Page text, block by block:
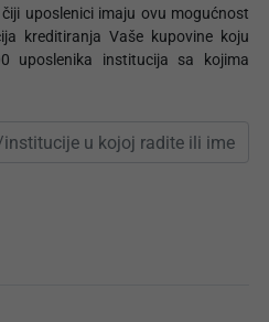
uposlenici imaju ovu mogućnost
kreditiranja Vaše kupovine koju
uposlenika institucija sa kojima